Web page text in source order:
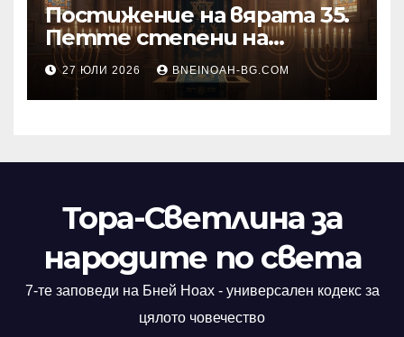
Постижение на вярата 35.
Петте степени на
разкриване на истината
като основа на вярата
27 ЮЛИ 2026 BNEINOAH-BG.COM
Тора-Светлина за
народите по света
7-те заповеди на Бней Ноах - универсален кодекс за
цялото човечество